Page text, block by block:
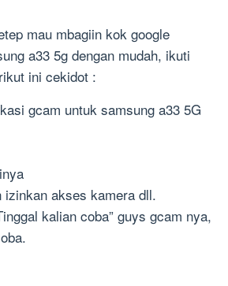
mau mbagiin kok google
a33 5g dengan mudah, ikuti
ini cekidot :
gcam untuk samsung a33 5G
izinkan akses kamera dll.
kalian coba” guys gcam nya,